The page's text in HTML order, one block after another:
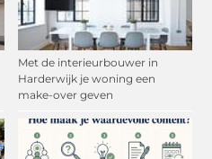
Met de interieurbouwer in
Harderwijk je woning een
make-over geven